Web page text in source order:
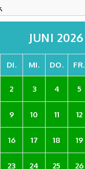
JUNI 2026
DI. MI. DO. FR.
2 3 4 5
9 10 11 12
16 17 18 19
23 24 25 26